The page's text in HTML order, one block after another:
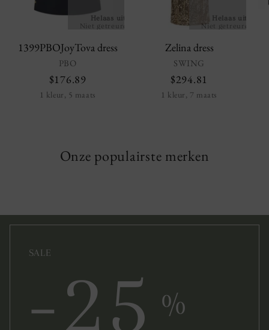
Helaas uitverkocht!
Niet getreurd, we hebben
1399PBOJoyTova dress
PBO
$176.89
1 kleur, 5 maats
Helaas
Niet getreurd, we
Zelina dress
SWING
$294.81
1 kleur, 7 maats
Onze populairste merken
SALE
-25 %